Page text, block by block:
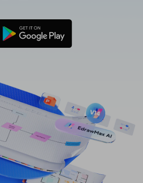
專業的甘特圖工具
所有圖表類型>>